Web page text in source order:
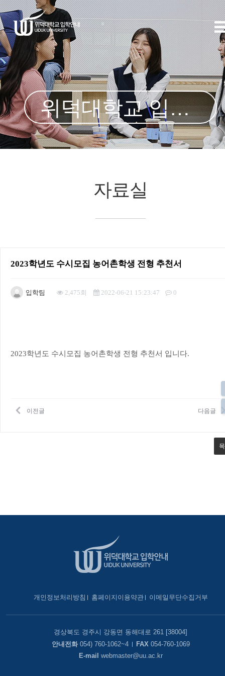
위덕대학교 입학처
자료실
2023학년도 수시모집 농어촌학생 전형 추천서
입학팀 2,475회 2022-06-21 15:23:47 0
2023학년도 수시모집 농어촌학생 전형 추천서 입니다.
이전글 다음글
개인정보처리방침 홈페이지이용약관 이메일무단수집거부
경상북도 경주시 강동면 동해대로 261 [38004]
안내전화054) 760-1062~4 FAX 054-760-1069
E-mail webmaster@uu.ac.kr